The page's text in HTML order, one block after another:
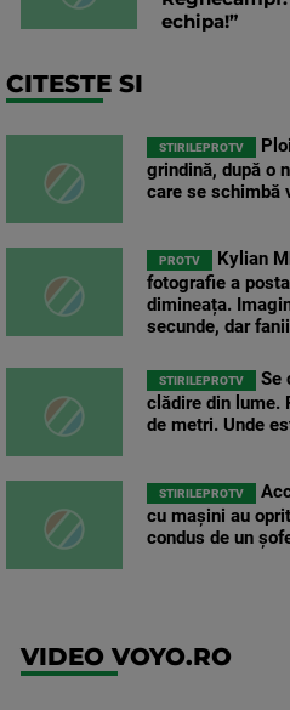
echipa!”
CITESTE SI
STIRILEPROTV
grindină, după o
care se schimbă
PROTV
Kylian
fotografie a
dimineața.
secunde, dar
STIRILEPROTV
Se
clădire din lume.
de metri. Unde
STIRILEPROTV
cu mașini au
condus de un
VIDEO VOYO.RO